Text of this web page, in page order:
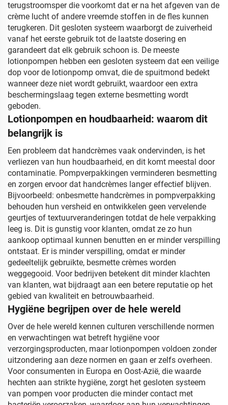
terugstroomsper die voorkomt dat er na het afgeven van de
crème lucht of andere vreemde stoffen in de fles kunnen
terugkeren. Dit gesloten systeem waarborgt de zuiverheid
vanaf het eerste gebruik tot de laatste dosering en
garandeert dat elk gebruik schoon is. De meeste
lotionpompen hebben een gesloten systeem dat een veilige
dop voor de lotionpomp omvat, die de spuitmond bedekt
wanneer deze niet wordt gebruikt, waardoor een extra
beschermingslaag tegen externe besmetting wordt
geboden.
Lotionpompen en houdbaarheid: waarom dit
belangrijk is
Een probleem dat handcrèmes vaak ondervinden, is het
verliezen van hun houdbaarheid, en dit komt meestal door
contaminatie. Pompverpakkingen verminderen besmetting
en zorgen ervoor dat handcrèmes langer effectief blijven.
Bijvoorbeeld: onbesmette handcrèmes in pompverpakking
behouden hun versheid en ontwikkelen geen vervelende
geurtjes of textuurveranderingen totdat de hele verpakking
leeg is. Dit is gunstig voor klanten, omdat ze zo hun
aankoop optimaal kunnen benutten en er minder verspilling
ontstaat. Er is minder verspilling, omdat er minder
gedeeltelijk gebruikte, besmette crèmes worden
weggegooid. Voor bedrijven betekent dit minder klachten
van klanten, wat bijdraagt aan een betere reputatie op het
gebied van kwaliteit en betrouwbaarheid.
Hygiëne begrijpen over de hele wereld
Over de hele wereld kennen culturen verschillende normen
en verwachtingen wat betreft hygiëne voor
verzorgingsproducten, maar lotionpompen voldoen zonder
uitzondering aan deze normen en gaan er zelfs overheen.
Voor consumenten in Europa en Oost-Azië, die waarde
hechten aan strikte hygiëne, zorgt het gesloten systeem
van pompen voor producten die minder contact met